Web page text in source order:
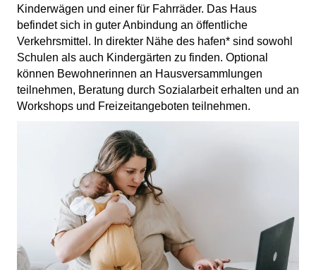
Kinderwägen und einer für Fahrräder. Das Haus
befindet sich in guter Anbindung an öffentliche
Verkehrsmittel. In direkter Nähe des hafen* sind sowohl
Schulen als auch Kindergärten zu finden. Optional
können Bewohnerinnen an Hausversammlungen
teilnehmen, Beratung durch Sozialarbeit erhalten und an
Workshops und Freizeitangeboten teilnehmen.